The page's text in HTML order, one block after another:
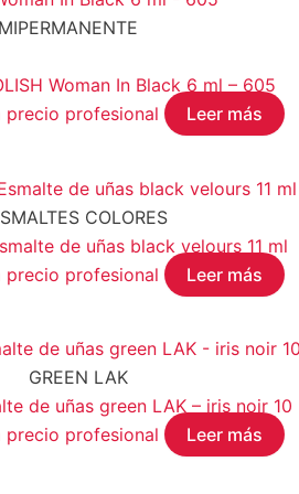
(0)
Woman In Black 6 ml – 605
precio profesional
Leer más
COLORES
de uñas black velours 11 ml
precio profesional
Leer más
GREEN LAK
de uñas green LAK – iris noir 10
precio profesional
Leer más